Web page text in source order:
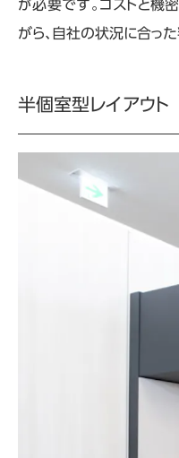
が必要です。コストと機
がら、自社の状況に合った
半個室型レイアウト